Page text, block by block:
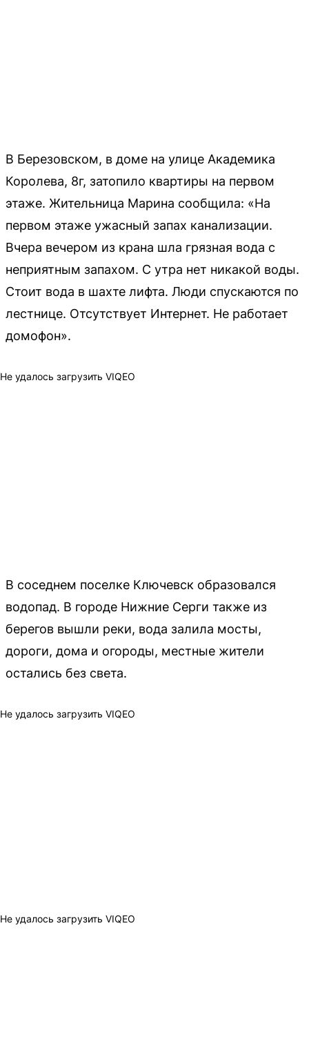
В Березовском, в доме на улице Академика
Королева, 8г, затопило квартиры на первом
этаже. Жительница Марина сообщила: «На
первом этаже ужасный запах канализации.
Вчера вечером из крана шла грязная вода с
неприятным запахом. С утра нет никакой воды.
Стоит вода в шахте лифта. Люди спускаются по
лестнице. Отсутствует Интернет. Не работает
домофон».
Не удалось загрузить VIQEO
В соседнем поселке Ключевск образовался
водопад. В городе Нижние Серги также из
берегов вышли реки, вода залила мосты,
дороги, дома и огороды, местные жители
остались без света.
Не удалось загрузить VIQEO
Не удалось загрузить VIQEO